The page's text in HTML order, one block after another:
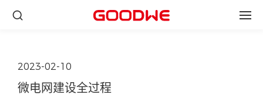
2023-02-10
微电网建设全过程